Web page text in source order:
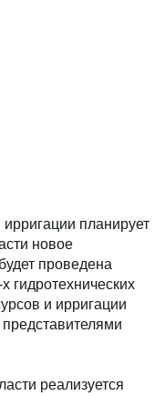
планирует
новое
проведена
гидротехнических
и ирригации
представителями
реализуется